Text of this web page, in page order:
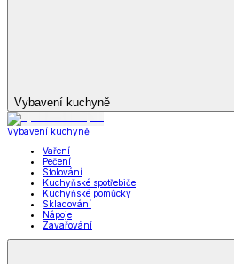
Vybavení kuchyně
Vybavení kuchyně
Vaření
Pečení
Stolování
Kuchyňské spotřebiče
Kuchyňské pomůcky
Skladování
Nápoje
Zavařování